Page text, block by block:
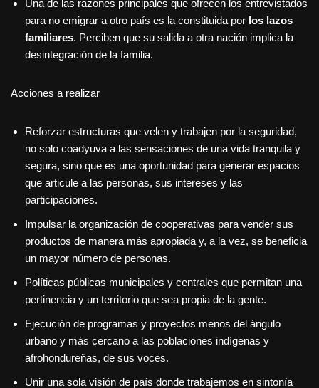
Una de las razones principales que ofrecen los entrevistados
para no emigrar a otro país es la constituida por los lazos
familiares. Perciben que su salida a otra nación implica la
desintegración de la familia.
Acciones a realizar
Reforzar estructuras que velen y trabajen por la seguridad,
no solo coadyuva a las sensaciones de una vida tranquila y
segura, sino que es una oportunidad para generar espacios
que articule a las personas, sus intereses y las
participaciones.
Impulsar la organización de cooperativas para vender sus
productos de manera más apropiada y, a la vez, se beneficia
un mayor número de personas.
Políticas públicas municipales y centrales que permitan una
pertinencia y un territorio que sea propia de la gente.
Ejecución de programas y proyectos menos del ángulo
urbano y más cercano a las poblaciones indígenas y
afrohondureñas, de sus voces.
Unir una sola visión de país donde trabajemos en sintonía